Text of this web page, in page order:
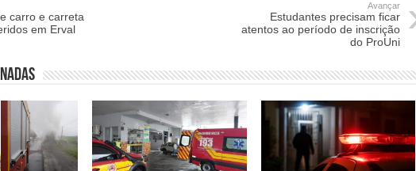
carro e carreta
em Erval
Avançar
Estudantes precisam ficar
atentos ao período de inscrição
do ProUni